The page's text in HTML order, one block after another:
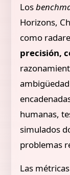
Los
Horizons,
como
precisión,
humanas,
simulados
problemas
Las